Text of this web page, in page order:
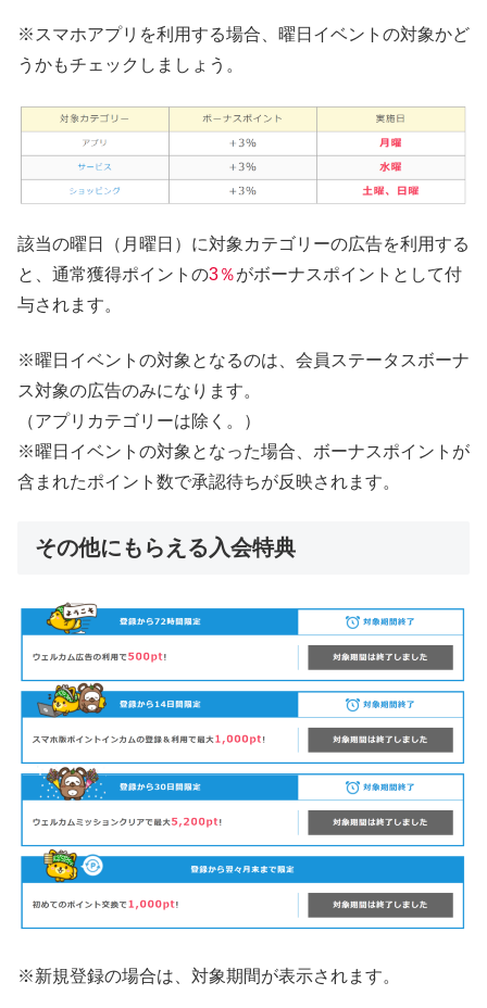
※スマホアプリを利用する場合、曜日イベントの対象かど
うかもチェックしましょう。
該当の曜日（月曜日）に対象カテゴリーの広告を利用する
と、通常獲得ポイントの3％がボーナスポイントとして付
与されます。
※曜日イベントの対象となるのは、会員ステータスボーナ
ス対象の広告のみになります。
（アプリカテゴリーは除く。）
※曜日イベントの対象となった場合、ボーナスポイントが
含まれたポイント数で承認待ちが反映されます。
その他にもらえる入会特典
※新規登録の場合は、対象期間が表示されます。